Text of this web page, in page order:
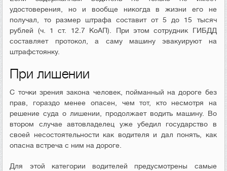
удостоверения, но и вообще никогда в жизни его не
получал, то размер штрафа составит от 5 до 15 тысяч
рублей (ч. 1 ст. 12.7 КоАП). При этом сотрудник ГИБДД
составляет протокол, а саму машину эвакуируют на
штрафстоянку.
При лишении
С точки зрения закона человек, пойманный на дороге без
прав, гораздо менее опасен, чем тот, кто несмотря на
решение суда о лишении, продолжает водить машину. Во
втором случае автовладелец уже убедил государство в
своей несостоятельности как водителя и дал понять, как
опасна встреча с ним на дороге.
Для этой категории водителей предусмотрены самые